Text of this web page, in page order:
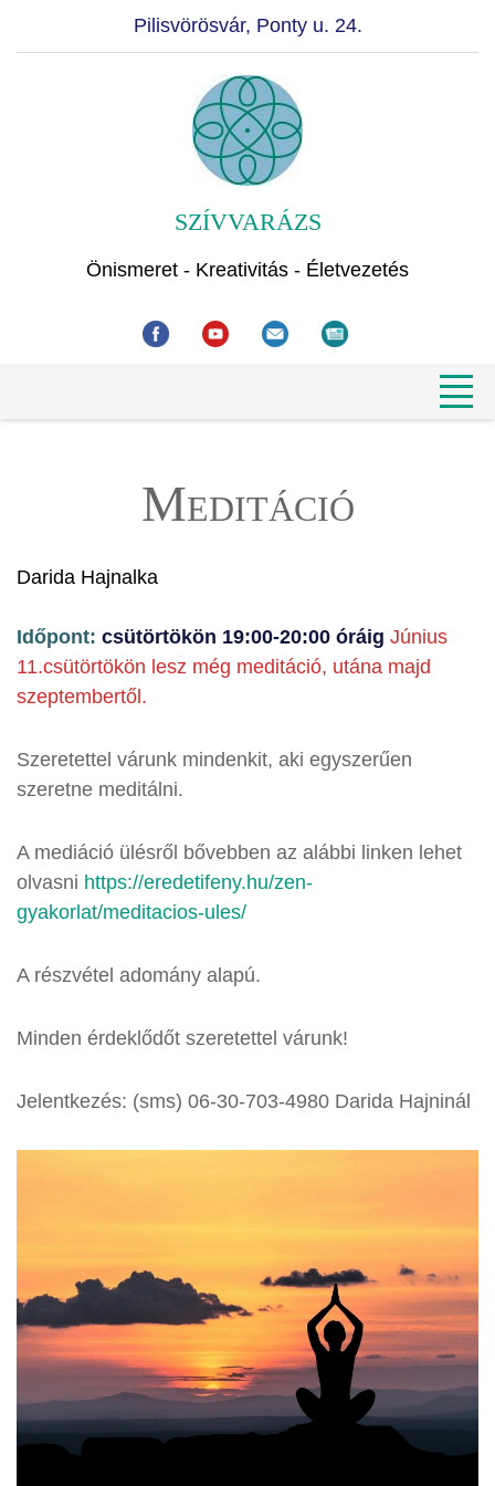
Pilisvörösvár, Ponty u. 24.
SZÍVVARÁZS
Önismeret - Kreativitás - Életvezetés
Meditáció
Darida Hajnalka
Időpont: csütörtökön 19:00-20:00 óráig Június
11.csütörtökön lesz még meditáció, utána majd
szeptembertől.
Szeretettel várunk mindenkit, aki egyszerűen
szeretne meditálni.
A mediáció ülésről bővebben az alábbi linken lehet
olvasni https://eredetifeny.hu/zen-
gyakorlat/meditacios-ules/
A részvétel adomány alapú.
Minden érdeklődőt szeretettel várunk!
Jelentkezés: (sms) 06-30-703-4980 Darida Hajninál